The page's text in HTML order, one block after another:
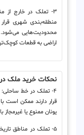
۳- تملک در خارج از
منطقه‌بندی شهری
محدودیت‌هایی می‌شود.
اراضی به قطعات
نحکات خرید ملک در
۴- تملک در خط
قرار دارند ممکن است
یونان ممنوع یا غیرمجاز
۵- تملک در مناطق